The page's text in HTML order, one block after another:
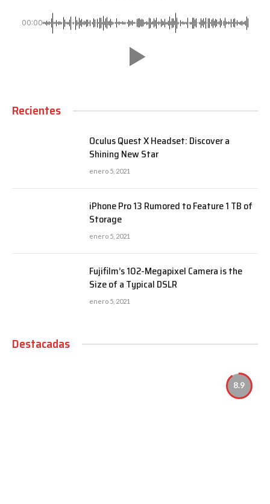
00:00
Recientes
Oculus Quest X Headset: Discover a
Shining New Star
enero 5, 2021
iPhone Pro 13 Rumored to Feature 1 TB of
Storage
enero 5, 2021
Fujifilm’s 102-Megapixel Camera is the
Size of a Typical DSLR
enero 5, 2021
Destacadas
8.9